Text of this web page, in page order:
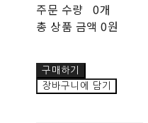
주문 수량 0개
총 상품 금액 0원
구매하기
장바구니에 담기